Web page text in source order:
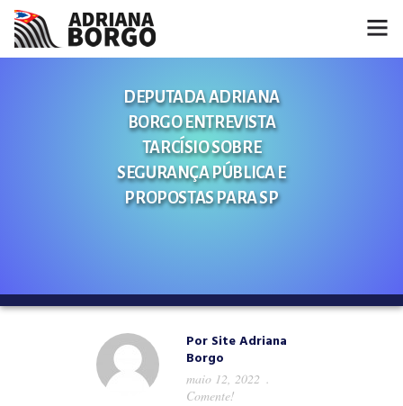
CONHEÇA A ADRIANA
DEPUTADA ADRIANA
BORGO ENTREVISTA
TARCÍSIO SOBRE
SEGURANÇA PÚBLICA E
PROPOSTAS PARA SP
Por Site Adriana
Borgo
maio 12, 2022
Comente!